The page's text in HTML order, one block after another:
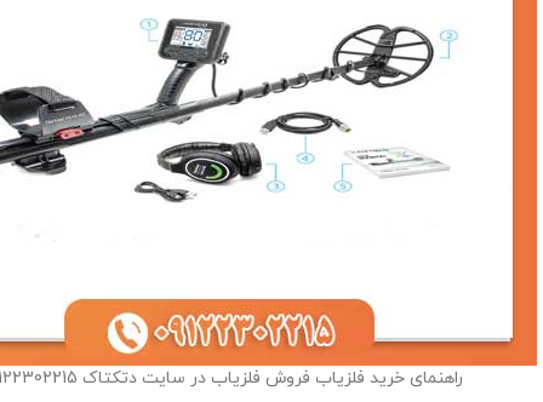
راهنمای خرید فلزیاب فروش فلزیاب در سایت دتکتاک 09122302215